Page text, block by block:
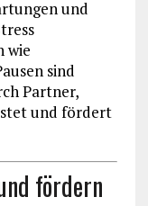
und
wie
sind
Partner,
und fördert
fördern